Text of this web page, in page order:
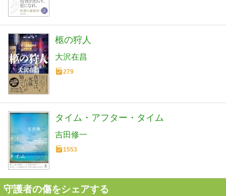
柩の狩人
大沢在昌
279
タイム・アフター・タイム
吉田修一
1553
守護者の傷をシェアする